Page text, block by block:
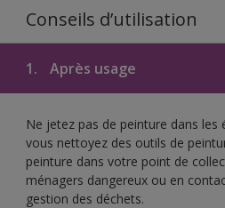
Conseils d’utilisation
1. Après usage
Ne jetez pas de peinture dans
vous nettoyez des outils de
peinture dans votre point de
ménagers dangereux ou en
gestion des déchets.